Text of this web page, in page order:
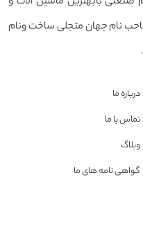
درباره ما
تماس با ما
وبلاگ
گواهی نامه های ما
نام جهان متجلی ساخت ونام